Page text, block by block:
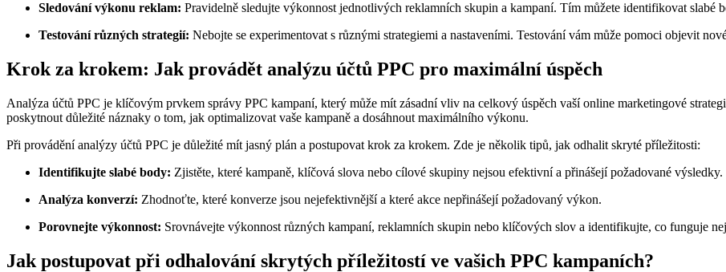
Sledování výkonu reklam: Pravidelně sledujte výkonnost jednotlivých reklamních skupin a kampaní. Tím můžete identifikovat slabé
Testování různých strategií: Nebojte se experimentovat s různými strategiemi a nastaveními. Testování vám může pomoci objevit
Krok za krokem: Jak provádět analýzu účtů PPC pro maximální úspěch
Analýza účtů PPC je klíčovým prvkem správy PPC kampaní, který může mít zásadní vliv na celkový úspěch vaší online marketingové
poskytnout důležité náznaky o tom, jak optimalizovat vaše kampaně a dosáhnout maximálního výkonu.
Při provádění analýzy účtů PPC je důležité mít jasný plán a postupovat krok za krokem. Zde je několik tipů, jak odhalit skryté příležitosti:
Identifikujte slabé body: Zjistěte, které kampaně, klíčová slova nebo cílové skupiny nejsou efektivní a přinášejí požadované výsledky.
Analýza konverzí: Zhodnoťte, které konverze jsou nejefektivnější a které akce nepřinášejí požadovaný výkon.
Porovnejte výkonnost: Srovnávejte výkonnost různých kampaní, reklamních skupin nebo klíčových slov a identifikujte, co funguje
Jak postupovat při odhalování skrytých příležitostí ve vašich PPC kampaních?